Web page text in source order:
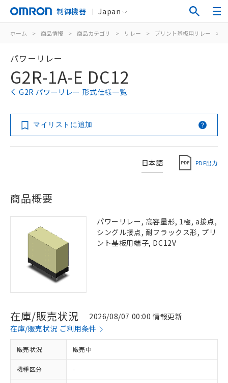
制御機器 Japan
ホーム > 商品情報 > 商品カテゴリ > リレー > プリント基板用リレー >
パワーリレー
G2R-1A-E DC12
G2R パワーリレー 形式仕様一覧
マイリストに追加
日本語 PDF出力
商品概要
パワーリレー, 高容量形, 1極, a接点,
シングル接点, 耐フラックス形, プリ
ント基板用端子, DC12V
在庫/販売状況
2026/08/07 00:00 情報更新
在庫/販売状況 ご利用条件
販売状況 販売中
機種区分 -